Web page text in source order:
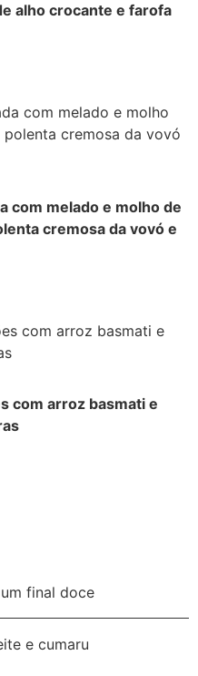
alho crocante e farofa
com melado e molho de
cremosa da vovó e
com arroz basmati e
final doce